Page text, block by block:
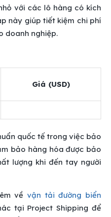
với các lô hàng có kích
này giúp tiết kiệm chi phí
doanh nghiệp.
Giá (USD)
quốc tế trong việc bảo
bảo hàng hóa được bảo
lượng khi đến tay người
về vận tải đường biển
tại Project Shipping để